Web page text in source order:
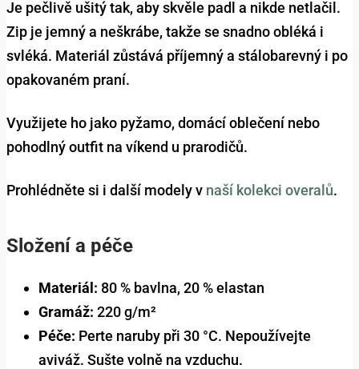
Je pečlivě ušitý tak, aby skvěle padl a nikde netlačil.
Zip je jemný a neškrábe, takže se snadno obléká i
svléká. Materiál zůstává příjemný a stálobarevný i po
opakovaném praní.
Využijete ho jako pyžamo, domácí oblečení nebo
pohodlný outfit na víkend u prarodičů.
Prohlédněte si i další modely v naší kolekci overalů.
Složení a péče
Materiál: 80 % bavlna, 20 % elastan
Gramáž: 220 g/m²
Péče: Perte naruby při 30 °C. Nepoužívejte
aviváž. Sušte volně na vzduchu.